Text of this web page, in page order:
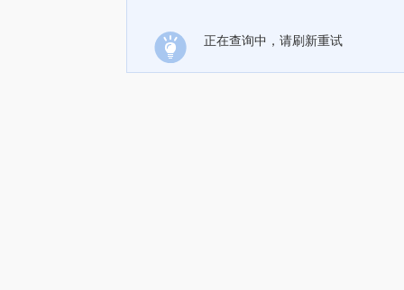
正在查询中，请刷新重试